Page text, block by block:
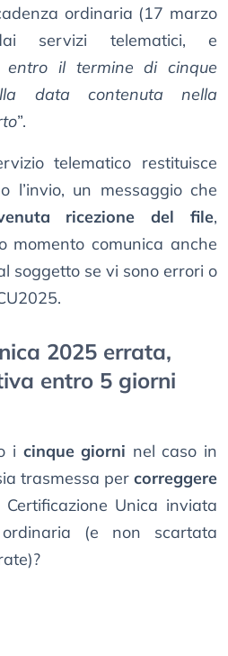
ordinaria (17 marzo
servizi telematici, e
entro il termine di cinque
data contenuta nella
”.
telematico restituisce
l’invio, un messaggio che
ricezione del file,
momento comunica anche
soggetto se vi sono errori o
2025 errata,
entro 5 giorni
i cinque giorni nel caso in
trasmessa percorreggere
Unica inviata
(e non scartata